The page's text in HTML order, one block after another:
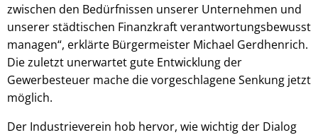
zwischen den Bedürfnissen unserer Unternehmen und
unserer städtischen Finanzkraft verantwortungsbewusst
managen“, erklärte Bürgermeister Michael Gerdhenrich.
Die zuletzt unerwartet gute Entwicklung der
Gewerbesteuer mache die vorgeschlagene Senkung jetzt
möglich.
Der Industrieverein hob hervor, wie wichtig der Dialog